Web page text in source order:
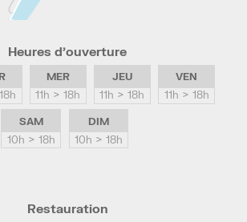
Heures d’ouverture
MER
11h > 18h
JEU
11h > 18h
VEN
11h > 18h
SAM
10h > 18h
DIM
10h > 18h
Restauration